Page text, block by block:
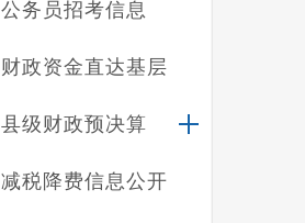
公务员招考信息
财政资金直达基层
县级财政预决算
减税降费信息公开